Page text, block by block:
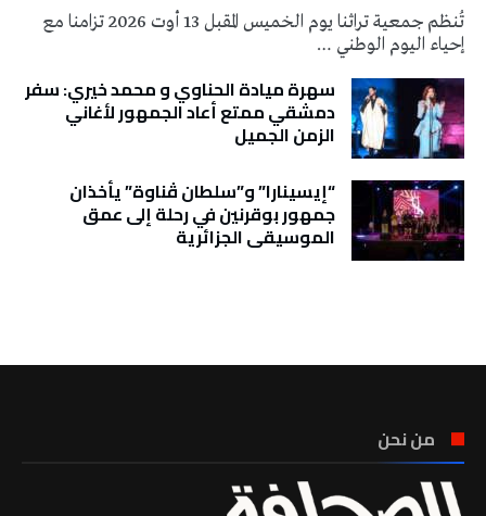
تُنظم جمعية تراثنا يوم الخميس المقبل 13 أوت 2026 تزامنا مع
إحياء اليوم الوطني …
سهرة ميادة الحناوي و محمد خيري: سفر
دمشقي ممتع أعاد الجمهور لأغاني
الزمن الجميل
“إيسينارا” و”سلطان ڤناوة” يأخذان
جمهور بوقرنين في رحلة إلى عمق
الموسيقى الجزائرية
من نحن